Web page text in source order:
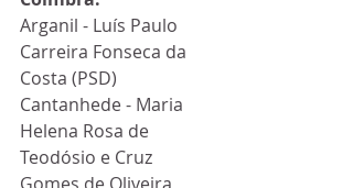
Arganil - Luís Paulo
Carreira Fonseca da
Costa (PSD)
Cantanhede - Maria
Helena Rosa de
Teodósio e Cruz